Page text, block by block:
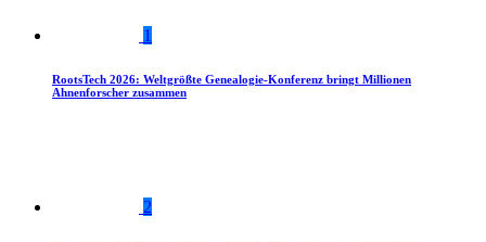
1
RootsTech 2026: Weltgrößte Genealogie-Konferenz bringt Millionen
Ahnenforscher zusammen
2